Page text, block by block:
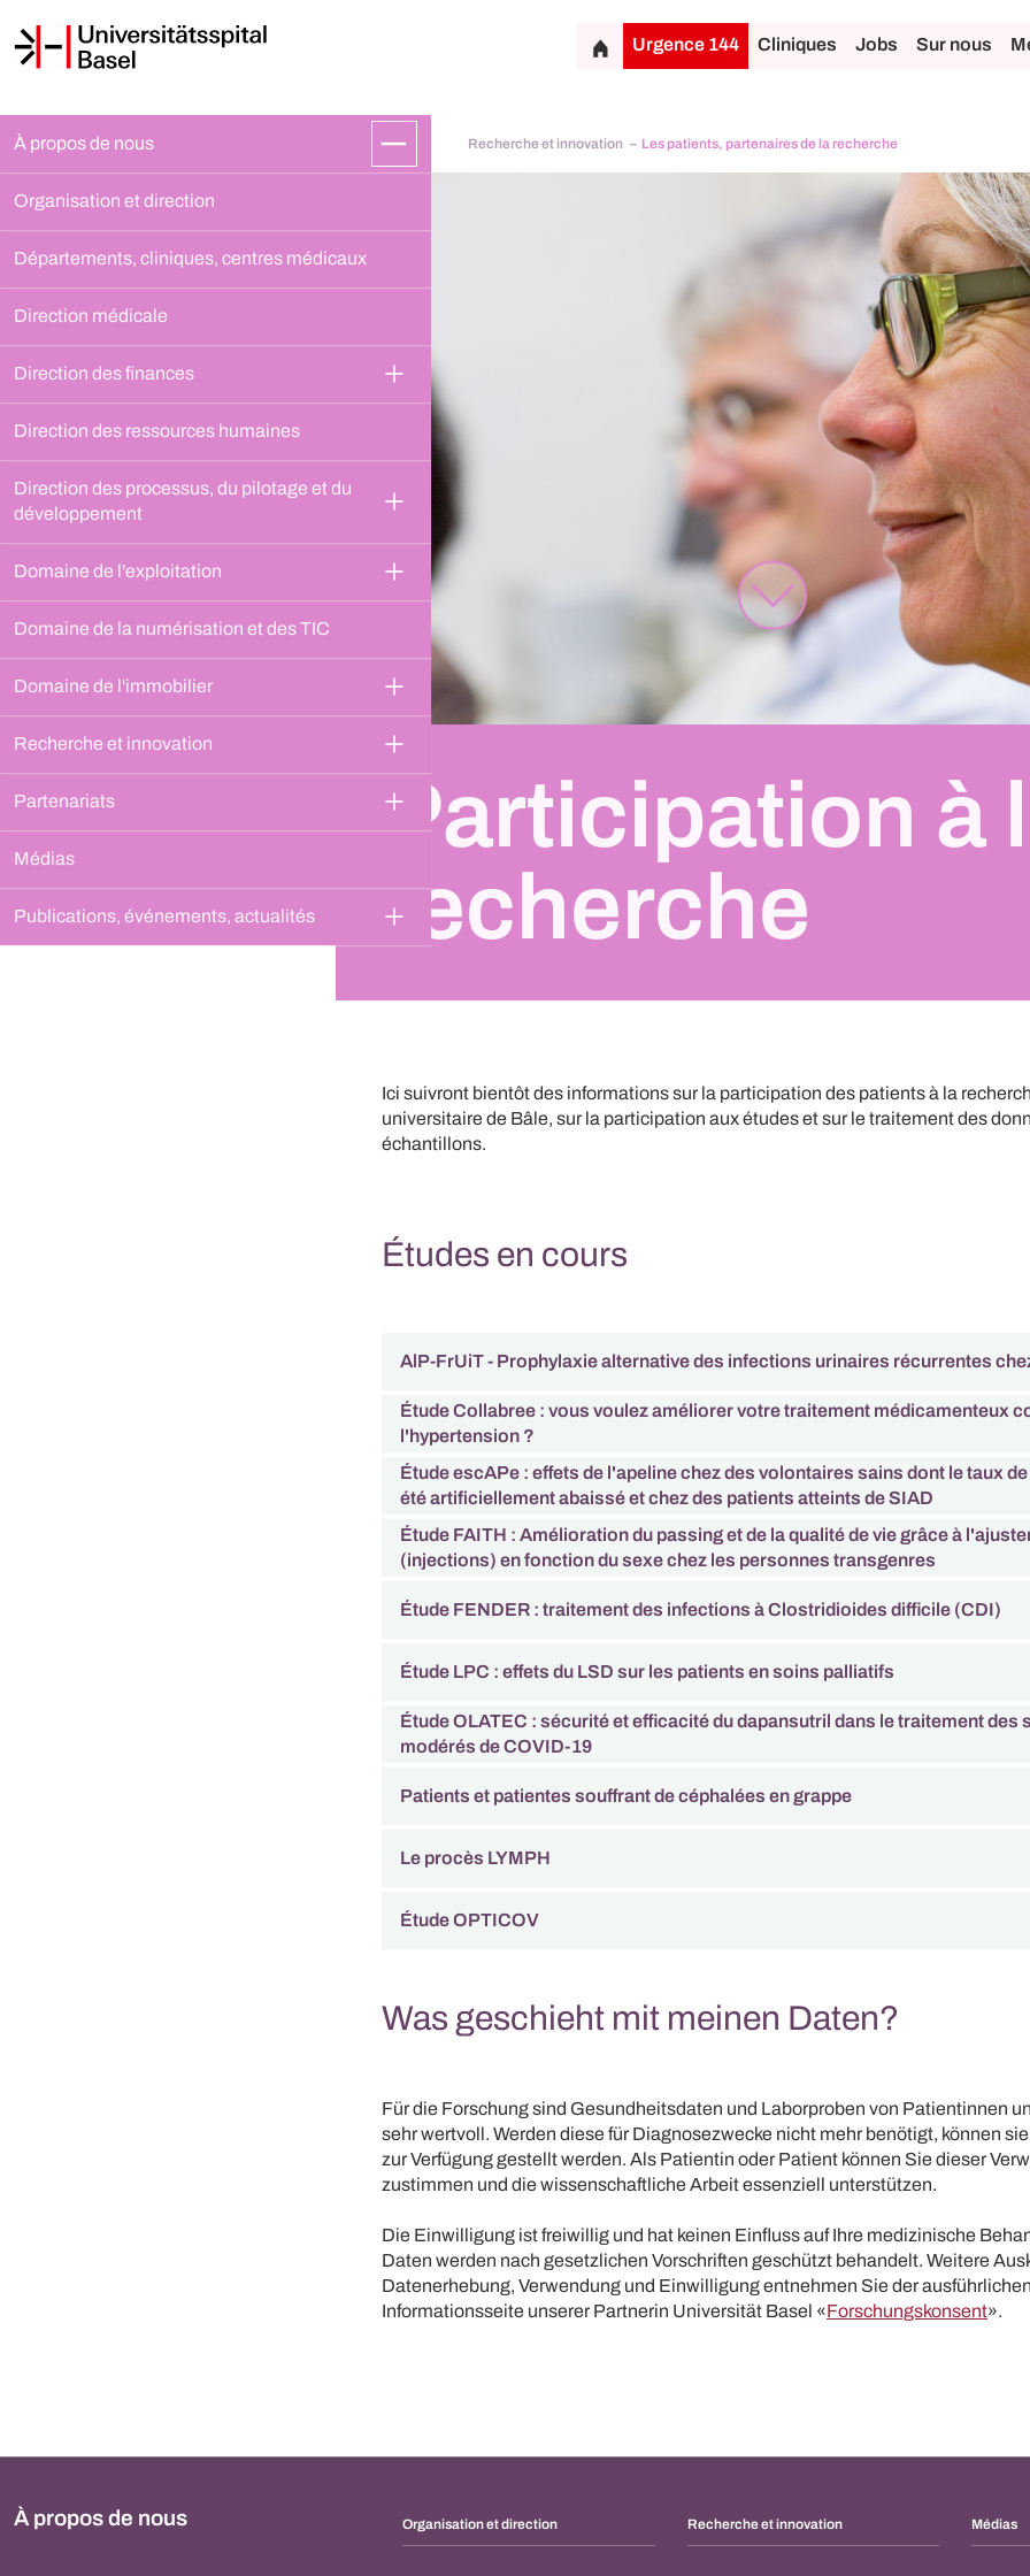
Urgence 144 Cliniques Jobs Sur nous
À propos de nous
Organisation et direction
Départements, cliniques, centres médicaux
Direction médicale
Direction des finances
Direction des ressources humaines
Direction des processus, du pilotage et du
développement
Domaine de l'exploitation
Domaine de la numérisation et des TIC
Domaine de l'immobilier
Recherche et innovation
Partenariats
Médias
Publications, événements, actualités
Recherche et innovation Les patients, partenaires de la recherche
Participation à
recherche
Ici suivront bientôt des informations sur la participation des patients à la
universitaire de Bâle, sur la participation aux études et sur le traitement des
échantillons.
Études en cours
AlP-FrUiT - Prophylaxie alternative des infections urinaires récurrentes
Étude Collabree : vous voulez améliorer votre traitement médicamenteux
l'hypertension ?
Étude escAPe : effets de l'apeline chez des volontaires sains dont le taux
été artificiellement abaissé et chez des patients atteints de SIAD
Étude FAITH : Amélioration du passing et de la qualité de vie grâce à
(injections) en fonction du sexe chez les personnes transgenres
Étude FENDER : traitement des infections à Clostridioides difficile (CDI)
Étude LPC : effets du LSD sur les patients en soins palliatifs
Étude OLATEC : sécurité et efficacité du dapansutril dans le traitement des
modérés de COVID-19
Patients et patientes souffrant de céphalées en grappe
Le procès LYMPH
Étude OPTICOV
Was geschieht mit meinen Daten?
Für die Forschung sind Gesundheitsdaten und Laborproben von Patientinnen
sehr wertvoll. Werden diese für Diagnosezwecke nicht mehr benötigt, können
zur Verfügung gestellt werden. Als Patientin oder Patient können Sie dieser
zustimmen und die wissenschaftliche Arbeit essenziell unterstützen.
Die Einwilligung ist freiwillig und hat keinen Einfluss auf Ihre medizinische
Daten werden nach gesetzlichen Vorschriften geschützt behandelt. Weitere
Datenerhebung, Verwendung und Einwilligung entnehmen Sie der ausführlichen
Informationsseite unserer Partnerin Universität Basel «Forschungskonsent».
À propos de nous Organisation et direction Recherche et innovation Médias